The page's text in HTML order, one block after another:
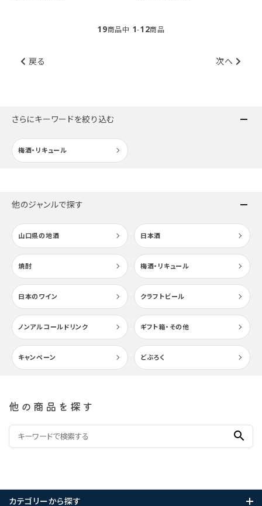
19商品中 1-12商品
戻る 次へ
さらにキーワードを絞り込む
梅酒・リキュール
他のジャンルで探す
山口県の地酒 日本酒
焼酎 梅酒・リキュール
日本のワイン クラフトビール
ノンアルコールドリンク ギフト箱・その他
キャンペーン どぶろく
他の商品を探す
search
カテゴリーから探す